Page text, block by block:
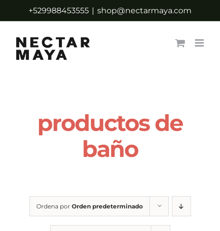
+529988453555 | shop@nectarmaya.com
productos de
baño
Ordena por Orden predeterminado